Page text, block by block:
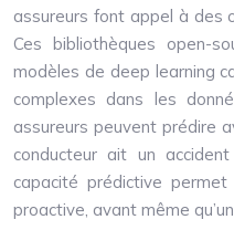
assureurs font appel à des
Ces bibliothèques open-
modèles de deep learning
complexes dans les
assureurs peuvent prédire
conducteur ait un
capacité prédictive
proactive, avant même